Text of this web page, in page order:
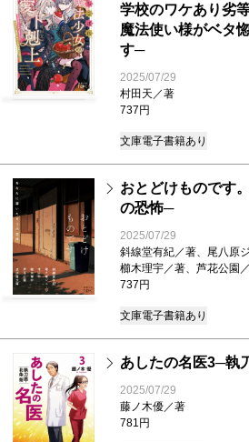
学校のワケあり劣
魔法使い様がベタ
す─
2025/07/29
村田天／著
737円
文庫電子書籍あり
おとどけものです
の恐怖─
2025/07/29
斜線堂有紀／著、尾八原
櫛木理宇／著、芦花公園
737円
文庫電子書籍あり
あしたの名医3─執
2025/07/29
藤ノ木優／著
781円